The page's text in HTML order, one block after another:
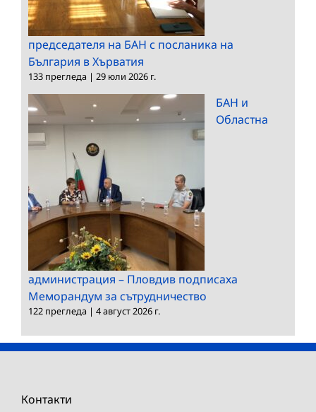
председателя на БАН с посланика на
България в Хърватия
133 прегледа | 29 юли 2026 г.
БАН и
Областна
администрация – Пловдив подписаха
Меморандум за сътрудничество
122 прегледа | 4 август 2026 г.
Контакти